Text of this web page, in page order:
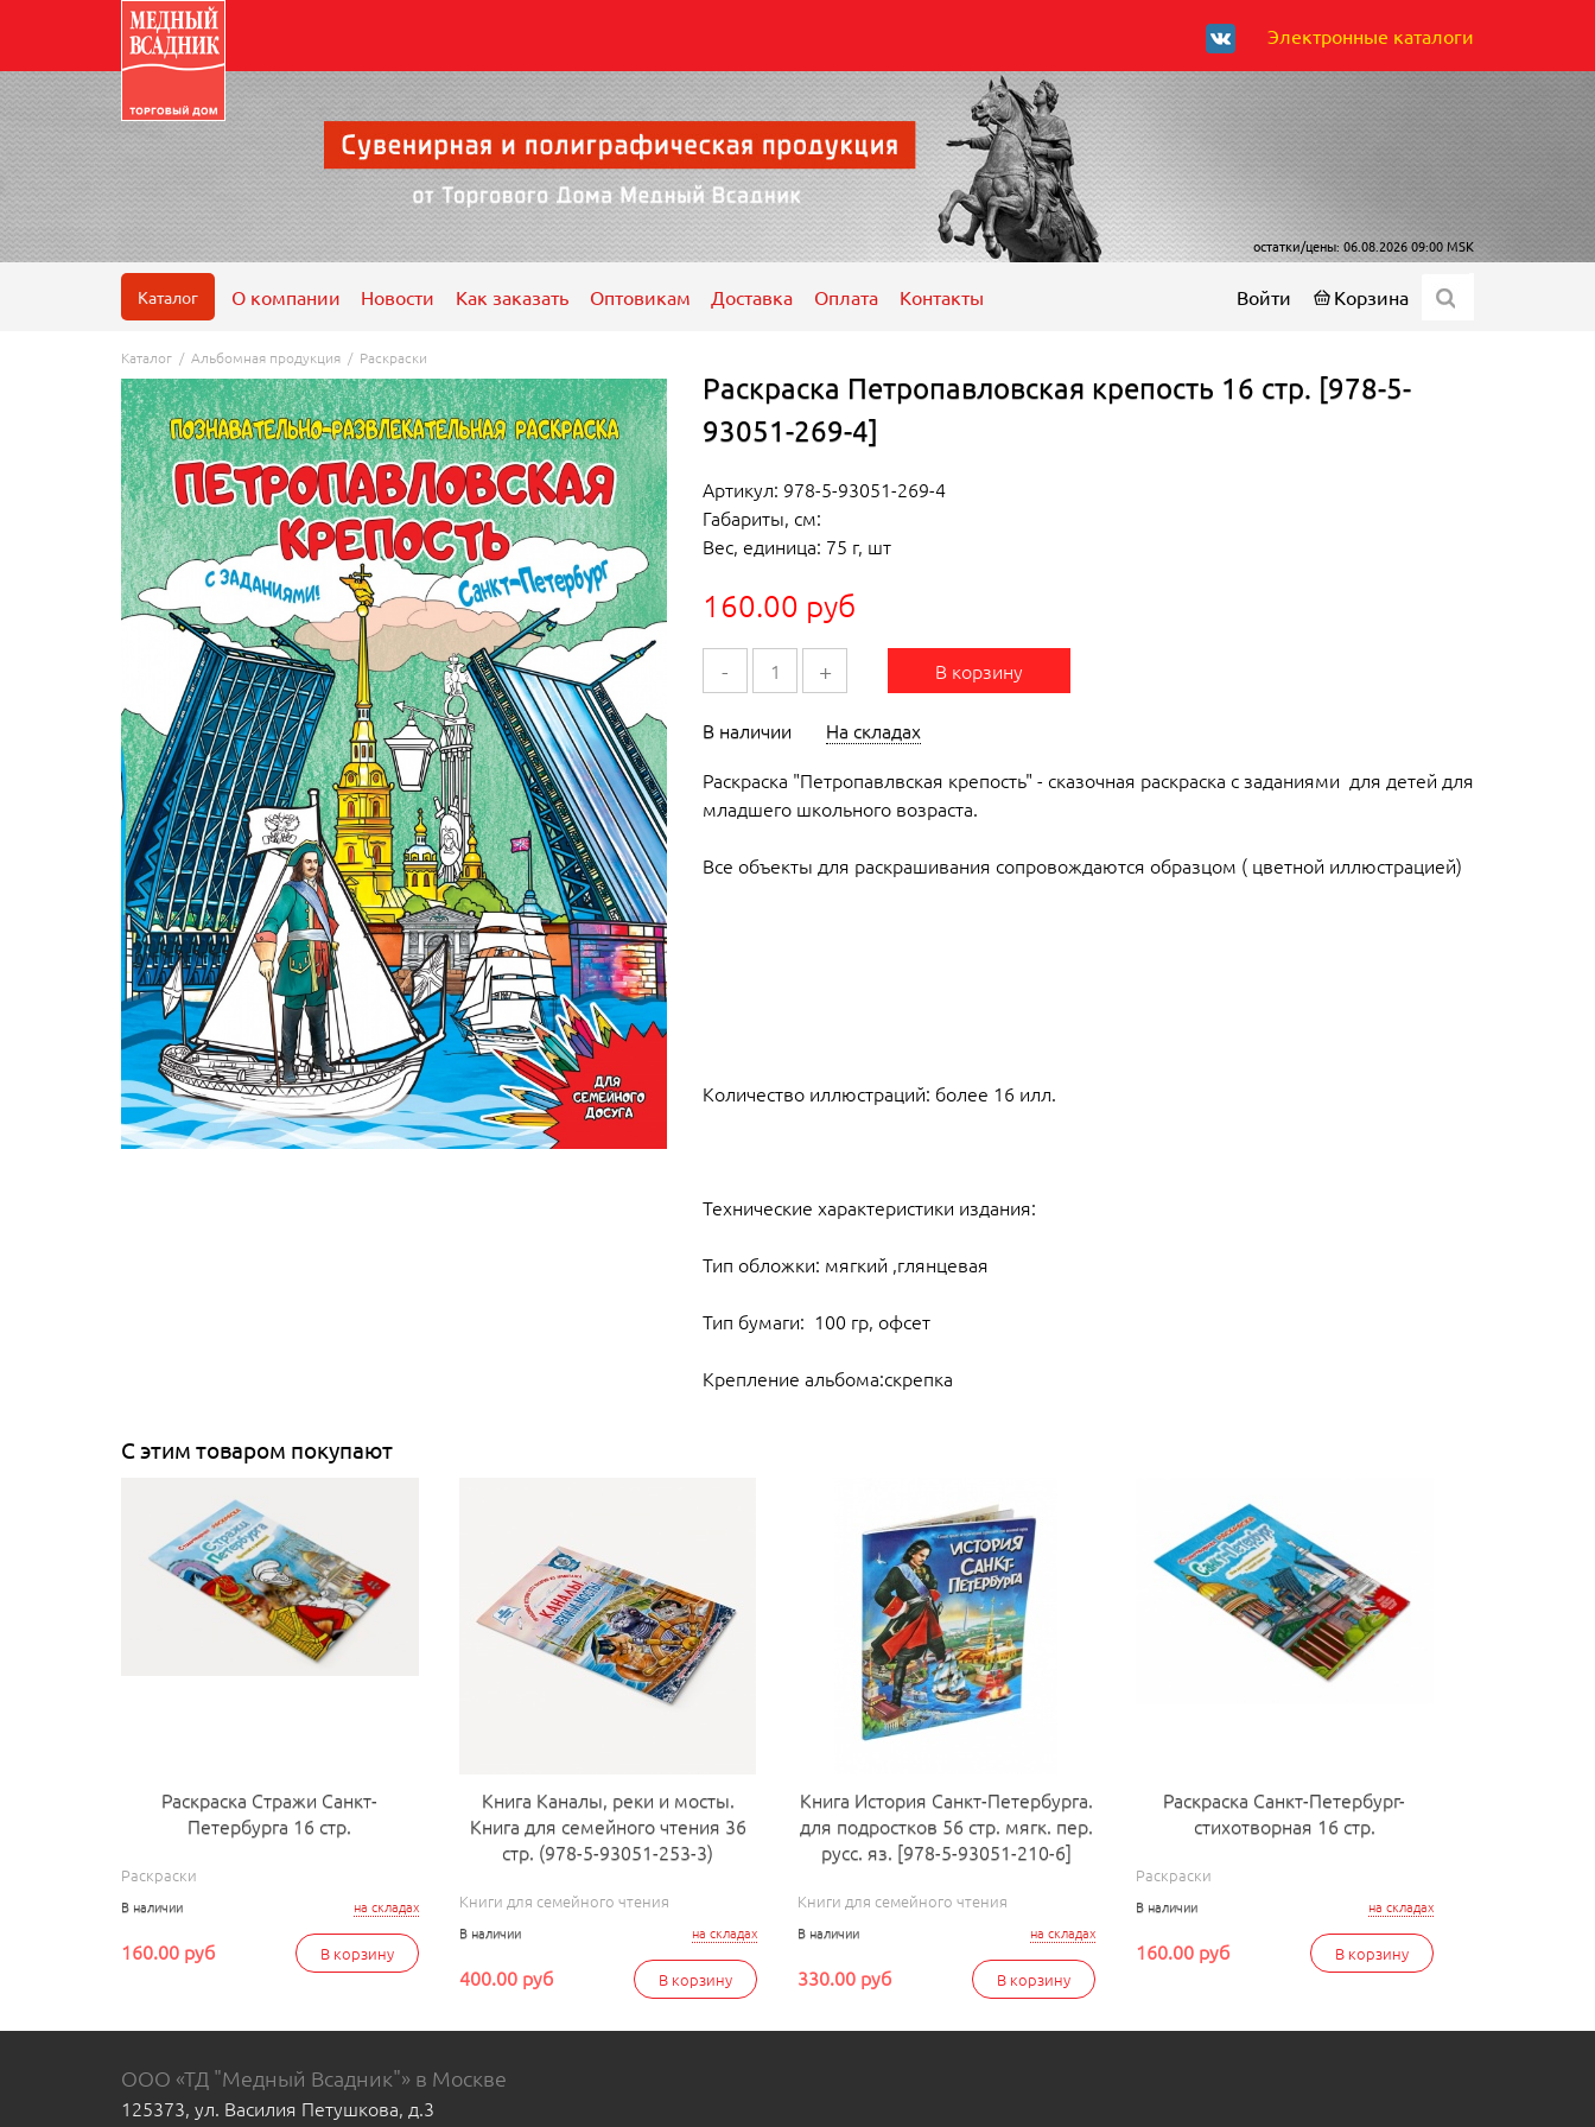
Электронные каталоги
остатки/цены: 06.08.2026 09:00 MSK
Войти Корзина
Каталог О компании Новости Как заказать Оптовикам Доставка Оплата Контакты
Каталог / Альбомная продукция / Раскраски
Раскраска Петропавловская крепость 16 стр. [978-5-
93051-269-4]
Артикул: 978-5-93051-269-4
Габариты, см:
Вес, единица: 75 г, шт
160.00 руб
- + В корзину
В наличии
На складах
Раскраска "Петропавлвская крепость" - сказочная раскраска с заданиями для детей для
младшего школьного возраста.
Все объекты для раскрашивания сопровождаются образцом ( цветной иллюстрацией)
Количество иллюстраций: более 16 илл.
Технические характеристики издания:
Тип обложки: мягкий ,глянцевая
Тип бумаги: 100 гр, офсет
Крепление альбома:скрепка
С этим товаром покупают
Раскраска Стражи Санкт-
Петербурга 16 стр.
Раскраски
на складах
В наличии
В корзину
160.00 руб
Книга Каналы, реки и мосты.
Книга для семейного чтения 36
стр. (978-5-93051-253-3)
Книги для семейного чтения
на складах
В наличии
В корзину
400.00 руб
Книга История Санкт-Петербурга.
для подростков 56 стр. мягк. пер.
русс. яз. [978-5-93051-210-6]
Книги для семейного чтения
на складах
В наличии
В корзину
330.00 руб
Раскраска Санкт-Петербург-
стихотворная 16 стр.
Раскраски
на складах
В наличии
В корзину
160.00 руб
ООО «ТД "Медный Всадник"» в Москве
125373, ул. Василия Петушкова, д.3